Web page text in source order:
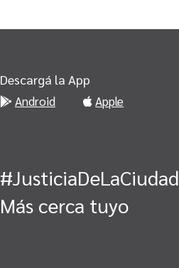
Descargá la App
Android Apple
#JusticiaDeLaCiudad
Más cerca tuyo